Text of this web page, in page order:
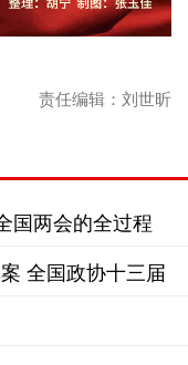
责任编辑：刘世昕
两会的全过程
全国政协十三届